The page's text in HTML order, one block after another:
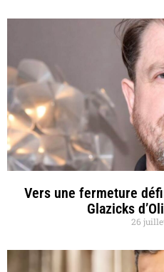
Vers une fermeture
Glazicks
26